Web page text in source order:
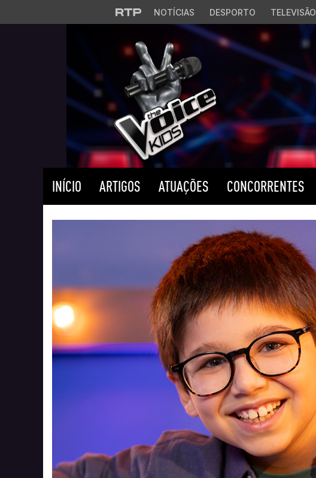
Saltar para o conteúdo principal
NOTÍCIAS DESPORTO TELEVISÃO
INÍCIO ARTIGOS ATUAÇÕES CONCORRENTES